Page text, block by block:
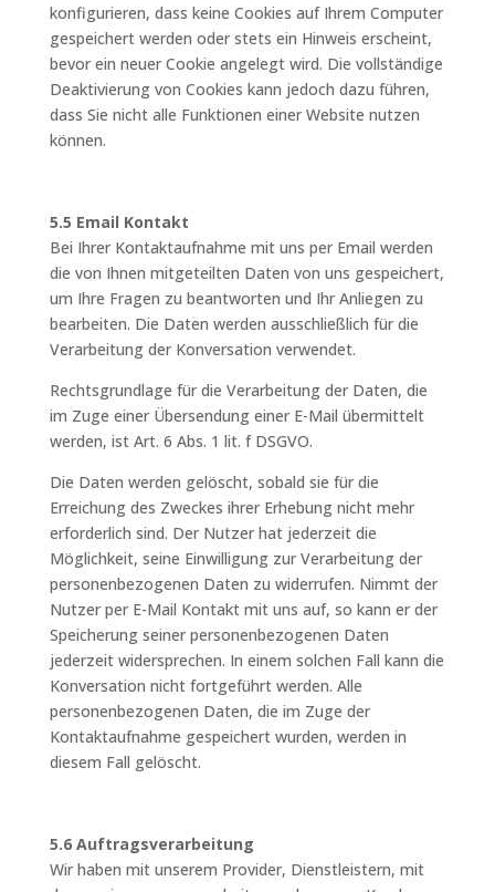
konfigurieren, dass keine Cookies auf Ihrem Computer
gespeichert werden oder stets ein Hinweis erscheint,
bevor ein neuer Cookie angelegt wird. Die vollständige
Deaktivierung von Cookies kann jedoch dazu führen,
dass Sie nicht alle Funktionen einer Website nutzen
können.
5.5 Email Kontakt
Bei Ihrer Kontaktaufnahme mit uns per Email werden
die von Ihnen mitgeteilten Daten von uns gespeichert,
um Ihre Fragen zu beantworten und Ihr Anliegen zu
bearbeiten. Die Daten werden ausschließlich für die
Verarbeitung der Konversation verwendet.
Rechtsgrundlage für die Verarbeitung der Daten, die
im Zuge einer Übersendung einer E-Mail übermittelt
werden, ist Art. 6 Abs. 1 lit. f DSGVO.
Die Daten werden gelöscht, sobald sie für die
Erreichung des Zweckes ihrer Erhebung nicht mehr
erforderlich sind. Der Nutzer hat jederzeit die
Möglichkeit, seine Einwilligung zur Verarbeitung der
personenbezogenen Daten zu widerrufen. Nimmt der
Nutzer per E-Mail Kontakt mit uns auf, so kann er der
Speicherung seiner personenbezogenen Daten
jederzeit widersprechen. In einem solchen Fall kann die
Konversation nicht fortgeführt werden. Alle
personenbezogenen Daten, die im Zuge der
Kontaktaufnahme gespeichert wurden, werden in
diesem Fall gelöscht.
5.6 Auftragsverarbeitung
Wir haben mit unserem Provider, Dienstleistern, mit